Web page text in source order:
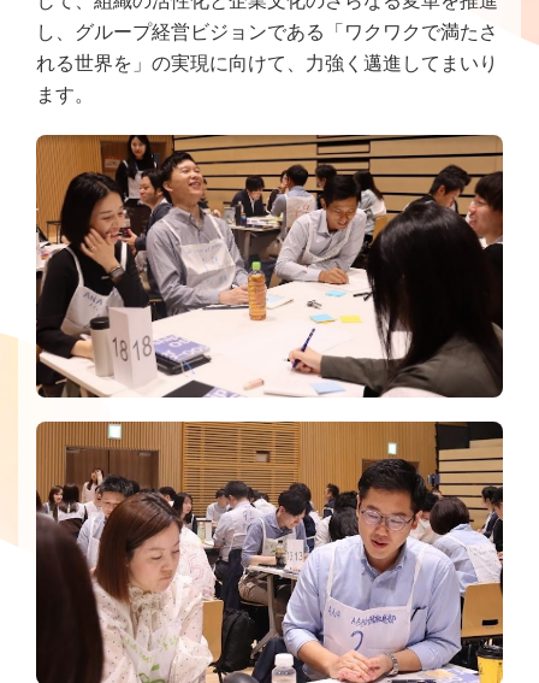
し、グループ経営ビジョンである「ワクワクで満たさ
れる世界を」の実現に向けて、力強く邁進してまいり
ます。